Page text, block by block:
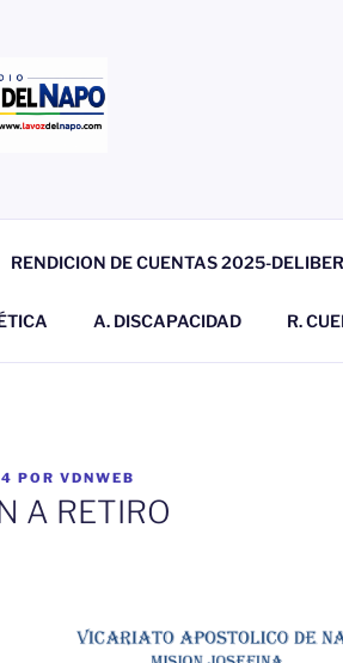
RENDICION DE CUENTAS 2025-
A. DISCAPACIDAD R.
POR VDNWEB
A RETIRO